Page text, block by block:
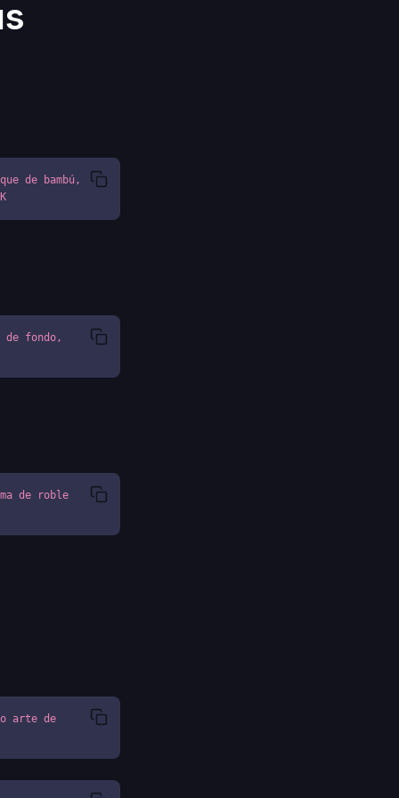
de bambú,
fondo,
de roble
arte de